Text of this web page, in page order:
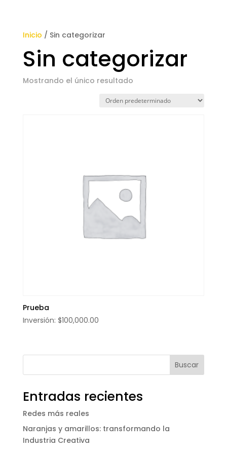
Inicio / Sin categorizar
Sin categorizar
Mostrando el único resultado
Prueba
$100,000.00
Entradas recientes
Redes más reales
Naranjas y amarillos: transformando la
Industria Creativa